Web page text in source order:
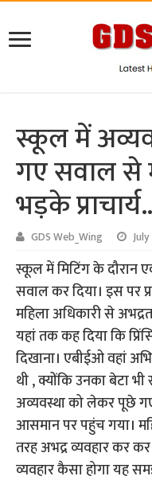
स्कूल में
गए सवाल से
भड़के
GDS Web_Wing
स्कूल में मिटिंग के दौरान
सवाल कर दिया। इस पर
महिला अधिकारी से
यहां तक कह दिया कि
दिखाना। एबीईओ वहां
थी , क्योंकि उनका बेटा भी
अव्यवस्था को लेकर पूछे
आसमान पर पहुंच गया।
तरह अभद्र व्यवहार कर
व्यवहार कैसा होगा यह